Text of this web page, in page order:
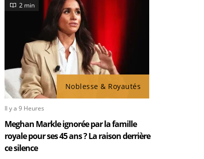
Noblesse & Royautés
2 min
Il y a 9 Heures
Meghan Markle ignorée par la famille
royale pour ses 45 ans ? La raison derrière
ce silence